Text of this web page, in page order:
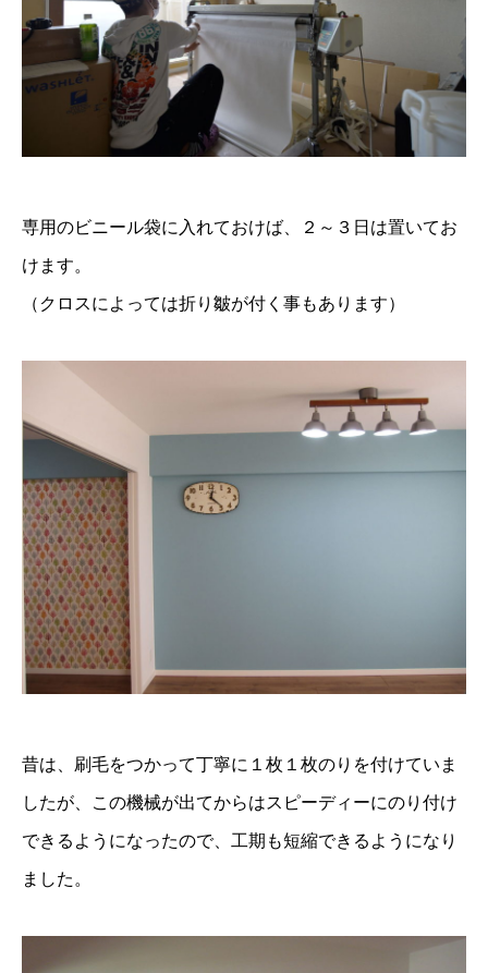
専用のビニール袋に入れておけば、２～３日は置いてお
けます。
（クロスによっては折り皺が付く事もあります）
昔は、刷毛をつかって丁寧に１枚１枚のりを付けていま
したが、この機械が出てからはスピーディーにのり付け
できるようになったので、工期も短縮できるようになり
ました。